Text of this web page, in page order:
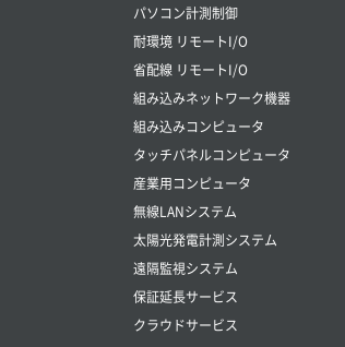
パソコン計測制御
耐環境 リモートI/O
省配線 リモートI/O
組み込みネットワーク機器
組み込みコンピュータ
タッチパネルコンピュータ
産業用コンピュータ
無線LANシステム
太陽光発電計測システム
遠隔監視システム
保証延長サービス
クラウドサービス